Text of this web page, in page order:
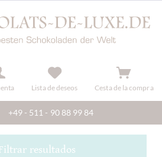
Lista de deseos Cesta de la compra
+49 - 511 - 90 88 99 84
resultados